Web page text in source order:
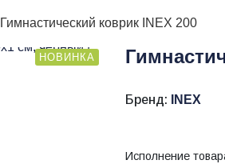
Гимнастический коврик INEX 200
НОВИНКА
Бренд: INEX
Исполнение